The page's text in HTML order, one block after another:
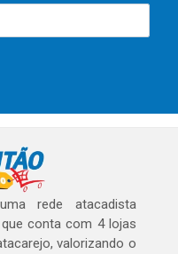
rede atacadista
conta com 4 lojas
valorizando o